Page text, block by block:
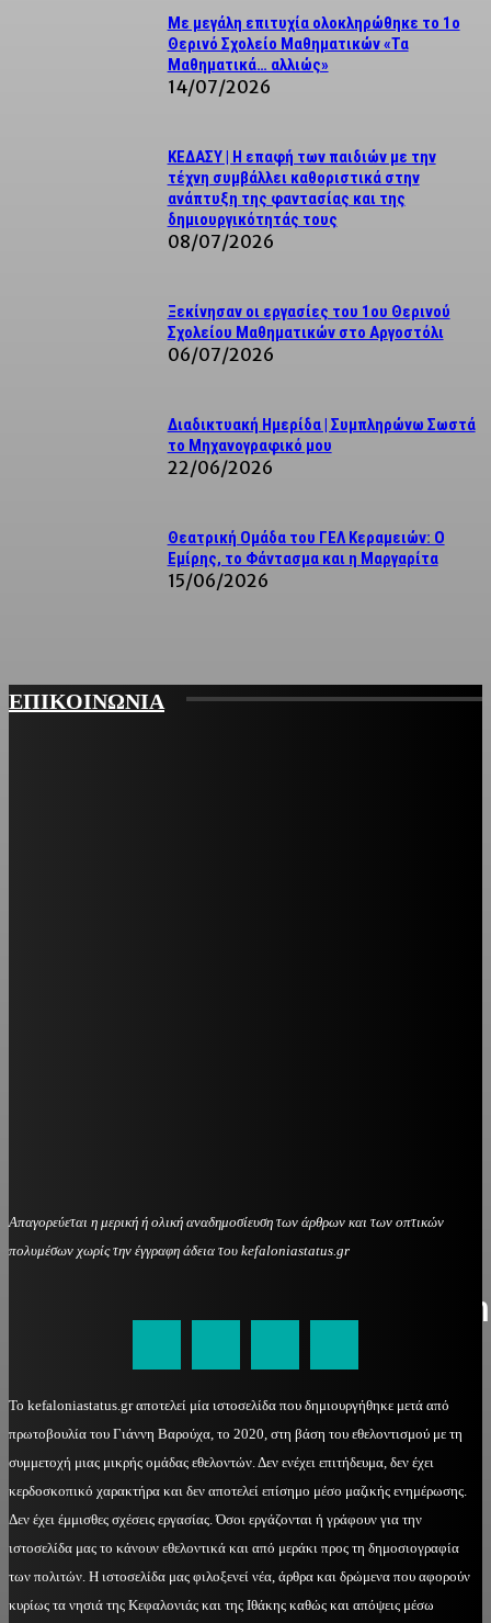
Με μεγάλη επιτυχία ολοκληρώθηκε το 1ο
Θερινό Σχολείο Μαθηματικών «Τα
Μαθηματικά… αλλιώς»
14/07/2026
ΚΕΔΑΣΥ | Η επαφή των παιδιών με την
τέχνη συμβάλλει καθοριστικά στην
ανάπτυξη της φαντασίας και της
δημιουργικότητάς τους
08/07/2026
Ξεκίνησαν οι εργασίες του 1ου Θερινού
Σχολείου Μαθηματικών στο Αργοστόλι
06/07/2026
Διαδικτυακή Ημερίδα | Συμπληρώνω Σωστά
το Μηχανογραφικό μου
22/06/2026
Θεατρική Ομάδα του ΓΕΛ Κεραμειών: Ο
Εμίρης, το Φάντασμα και η Μαργαρίτα
15/06/2026
ΕΠΙΚΟΙΝΩΝΙΑ
Απαγορεύεται η μερική ή ολική αναδημοσίευση των άρθρων και των οπτικών
πολυμέσων χωρίς την έγγραφη άδεια του kefaloniastatus.gr
kefaloniastatus@gmail.com
Το kefaloniastatus.gr αποτελεί μία ιστοσελίδα που δημιουργήθηκε μετά από
πρωτοβουλία του Γιάννη Βαρούχα, το 2020, στη βάση του εθελοντισμού με τη
συμμετοχή μιας μικρής ομάδας εθελοντών. Δεν ενέχει επιτήδευμα, δεν έχει
κερδοσκοπικό χαρακτήρα και δεν αποτελεί επίσημο μέσο μαζικής ενημέρωσης.
Δεν έχει έμμισθες σχέσεις εργασίας. Όσοι εργάζονται ή γράφουν για την
ιστοσελίδα μας το κάνουν εθελοντικά και από μεράκι προς τη δημοσιογραφία
των πολιτών. Η ιστοσελίδα μας φιλοξενεί νέα, άρθρα και δρώμενα που αφορούν
κυρίως τα νησιά της Κεφαλονιάς και της Ιθάκης καθώς και απόψεις μέσω